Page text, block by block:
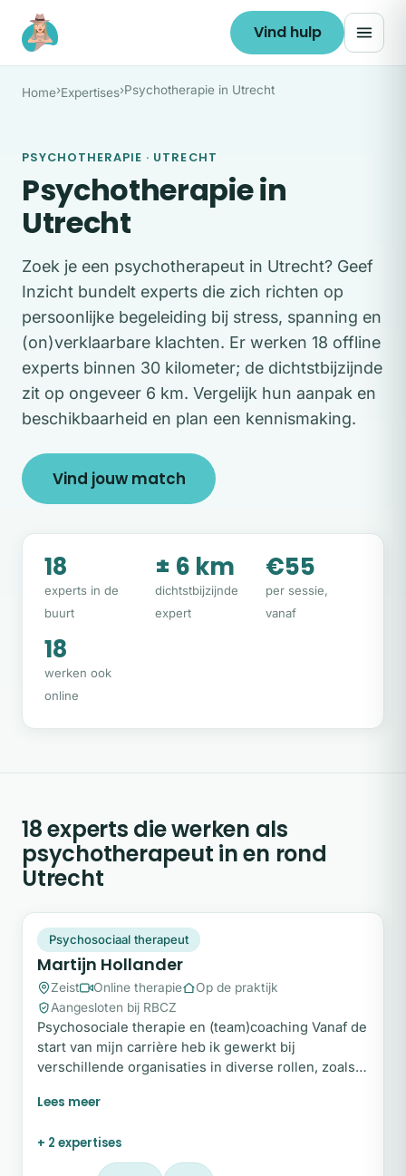
Ga naar de inhoud
Vind hulp
Home›Expertises›Psychotherapie in Utrecht
PSYCHOTHERAPIE · UTRECHT
Psychotherapie in
Utrecht
Zoek je een psychotherapeut in Utrecht? Geef
Inzicht bundelt experts die zich richten op
persoonlijke begeleiding bij stress, spanning en
(on)verklaarbare klachten. Er werken 18 offline
experts binnen 30 kilometer; de dichtstbijzijnde
zit op ongeveer 6 km. Vergelijk hun aanpak en
beschikbaarheid en plan een kennismaking.
Vind jouw match
18
experts in de
buurt
± 6 km
dichtstbijzijnde
expert
€55
per sessie,
vanaf
18
werken ook
online
18 experts die werken als
psychotherapeut in en rond
Utrecht
MH
Snel beschikbaar
Psychosociaal therapeut
Martijn Hollander
Zeist Online therapie
Op de praktijk
Aangesloten bij RBCZ
Psychosociale therapie en (team)coaching Vanaf de
start van mijn carrière heb ik gewerkt bij
verschillende organisaties in diverse rollen, zoals
procesregisseur. Hierdoor heb ik een brede
mensen en teams in uiteenlopende situaties. In
mijn eigen praktijk neem ik deze schat aan
+ 2 expertises